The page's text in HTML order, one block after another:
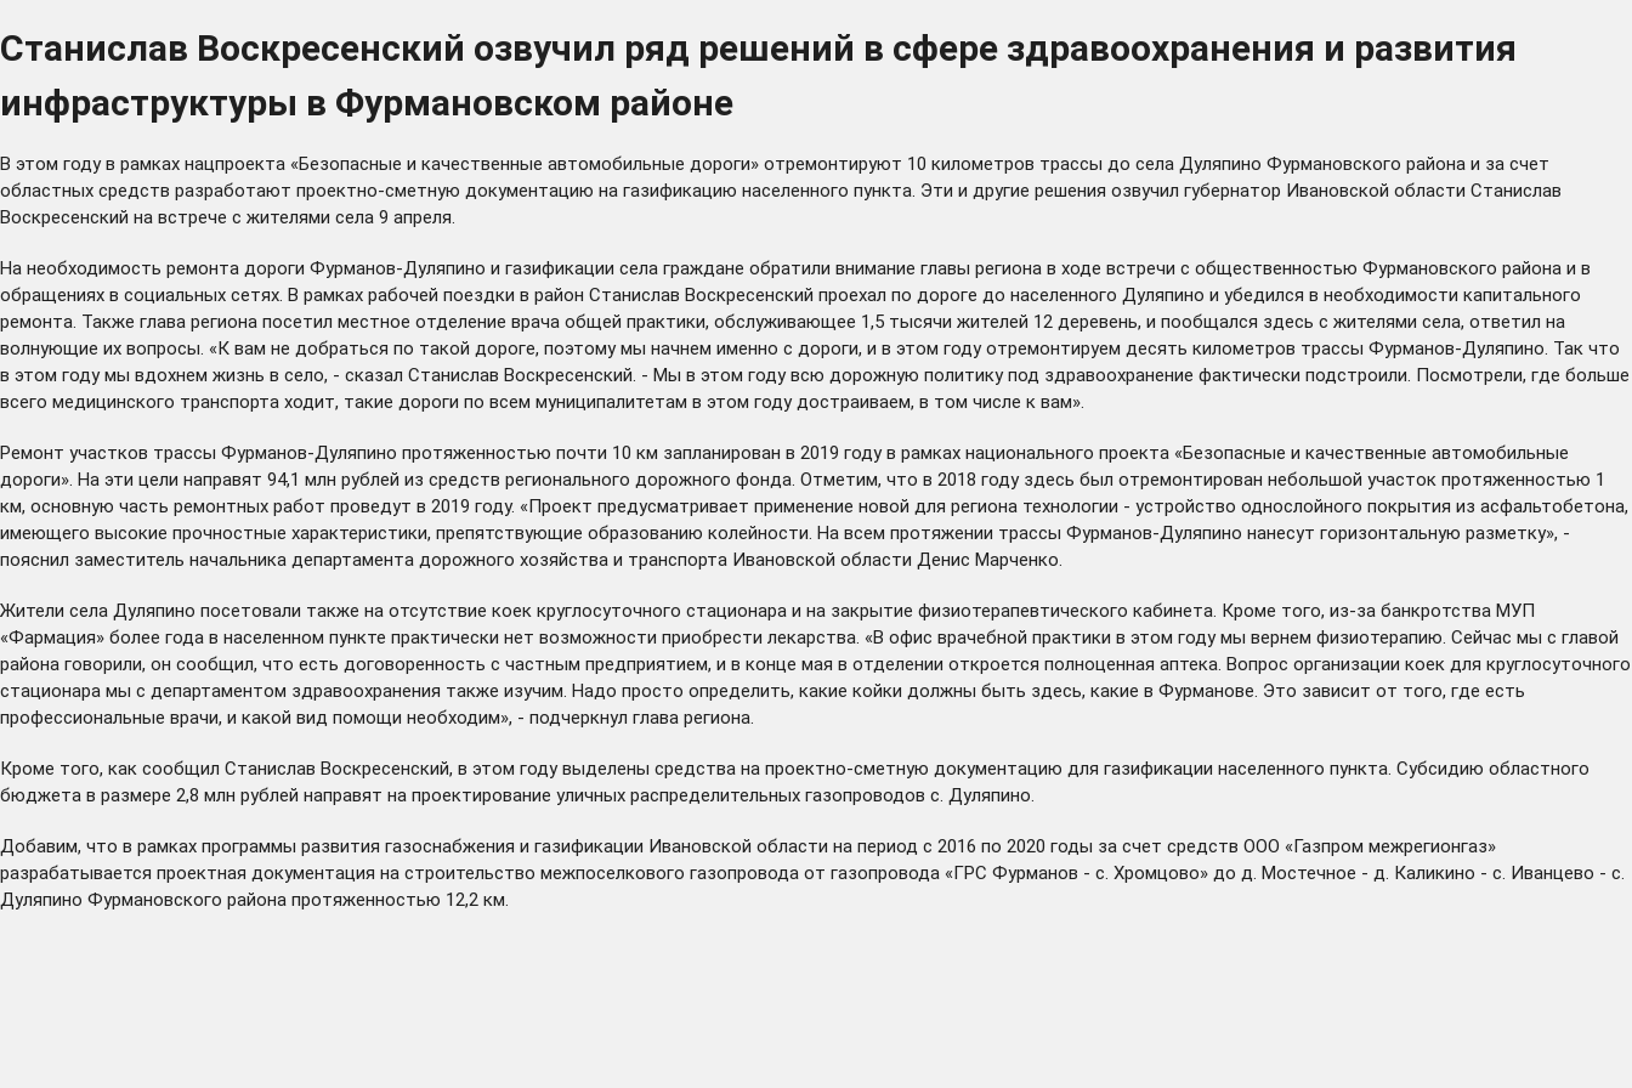
Станислав Воскресенский озвучил ряд решений в сфере здравоохранения и развития
инфраструктуры в Фурмановском районе
В этом году в рамках нацпроекта «Безопасные и качественные автомобильные дороги» отремонтируют 10 километров трассы до села Дуляпино Фурмановского района и за счет
областных средств разработают проектно-сметную документацию на газификацию населенного пункта. Эти и другие решения озвучил губернатор Ивановской области Станислав
Воскресенский на встрече с жителями села 9 апреля.
На необходимость ремонта дороги Фурманов-Дуляпино и газификации села граждане обратили внимание главы региона в ходе встречи с общественностью Фурмановского района и в
обращениях в социальных сетях. В рамках рабочей поездки в район Станислав Воскресенский проехал по дороге до населенного Дуляпино и убедился в необходимости капитального
ремонта. Также глава региона посетил местное отделение врача общей практики, обслуживающее 1,5 тысячи жителей 12 деревень, и пообщался здесь с жителями села, ответил на
волнующие их вопросы. «К вам не добраться по такой дороге, поэтому мы начнем именно с дороги, и в этом году отремонтируем десять километров трассы Фурманов-Дуляпино. Так что
в этом году мы вдохнем жизнь в село, - сказал Станислав Воскресенский. - Мы в этом году всю дорожную политику под здравоохранение фактически подстроили. Посмотрели, где больше
всего медицинского транспорта ходит, такие дороги по всем муниципалитетам в этом году достраиваем, в том числе к вам».
Ремонт участков трассы Фурманов-Дуляпино протяженностью почти 10 км запланирован в 2019 году в рамках национального проекта «Безопасные и качественные автомобильные
дороги». На эти цели направят 94,1 млн рублей из средств регионального дорожного фонда. Отметим, что в 2018 году здесь был отремонтирован небольшой участок протяженностью 1
км, основную часть ремонтных работ проведут в 2019 году. «Проект предусматривает применение новой для региона технологии - устройство однослойного покрытия из асфальтобетона,
имеющего высокие прочностные характеристики, препятствующие образованию колейности. На всем протяжении трассы Фурманов-Дуляпино нанесут горизонтальную разметку», -
пояснил заместитель начальника департамента дорожного хозяйства и транспорта Ивановской области Денис Марченко.
Жители села Дуляпино посетовали также на отсутствие коек круглосуточного стационара и на закрытие физиотерапевтического кабинета. Кроме того, из-за банкротства МУП
«Фармация» более года в населенном пункте практически нет возможности приобрести лекарства. «В офис врачебной практики в этом году мы вернем физиотерапию. Сейчас мы с главой
района говорили, он сообщил, что есть договоренность с частным предприятием, и в конце мая в отделении откроется полноценная аптека. Вопрос организации коек для круглосуточного
стационара мы с департаментом здравоохранения также изучим. Надо просто определить, какие койки должны быть здесь, какие в Фурманове. Это зависит от того, где есть
профессиональные врачи, и какой вид помощи необходим», - подчеркнул глава региона.
Кроме того, как сообщил Станислав Воскресенский, в этом году выделены средства на проектно-сметную документацию для газификации населенного пункта. Субсидию областного
бюджета в размере 2,8 млн рублей направят на проектирование уличных распределительных газопроводов с. Дуляпино.
Добавим, что в рамках программы развития газоснабжения и газификации Ивановской области на период с 2016 по 2020 годы за счет средств ООО «Газпром межрегионгаз»
разрабатывается проектная документация на строительство межпоселкового газопровода от газопровода «ГРС Фурманов - с. Хромцово» до д. Мостечное - д. Каликино - с. Иванцево - с.
Дуляпино Фурмановского района протяженностью 12,2 км.